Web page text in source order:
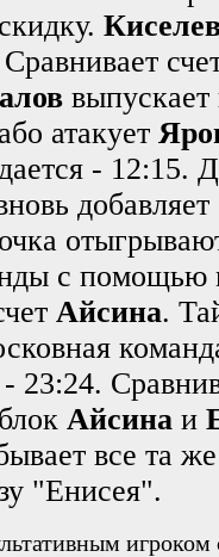
атакует
- 12:15.
с
Айсина.
23:24.
Айсина и
все та
"Енисея".
игроком